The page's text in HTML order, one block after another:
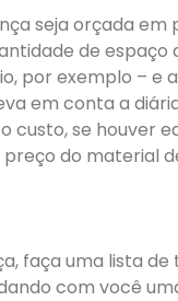
seja orçada
de
por exemplo – e
em conta a
custo, se houver
do material
faça uma lista
com você